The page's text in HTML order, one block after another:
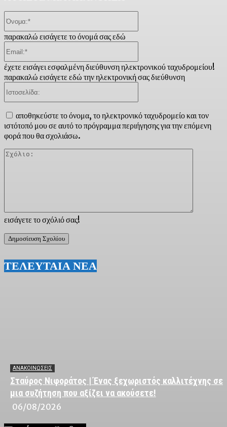
εισάγετε το σχόλιό σας!
παρακαλώ εισάγετε το όνομά σας εδώ
έχετε εισάγει εσφαλμένη διεύθυνση ηλεκτρονικού ταχυδρομείου!
παρακαλώ εισάγετε εδώ την ηλεκτρονική σας διεύθυνση
αποθηκεύστε το όνομα, το ηλεκτρονικό ταχυδρομείο και τον
ιστότοπό μου σε αυτό το πρόγραμμα περιήγησης για την επόμενη
φορά που θα σχολιάσω.
ΤΕΛΕΥΤΑΙΑ ΝΕΑ
ΑΝΑΚΟΙΝΩΣΕΙΣ
Σταύρος Νιφοράτος | Ένας ξεχωριστός καλλιτέχνης σε
μια συζήτηση που αξίζει να ακούσετε!
06/08/2026